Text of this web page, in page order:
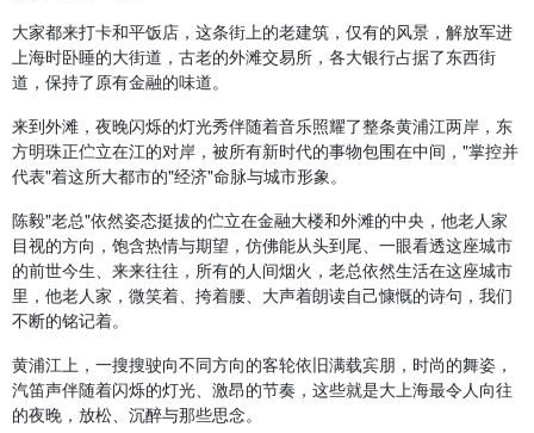
大家都来打卡和平饭店，这条街上的老建筑，仅有的风景，解放军进
上海时卧睡的大街道，古老的外滩交易所，各大银行占据了东西街
道，保持了原有金融的味道。
来到外滩，夜晚闪烁的灯光秀伴随着音乐照耀了整条黄浦江两岸，东
方明珠正伫立在江的对岸，被所有新时代的事物包围在中间，"掌控并
代表"着这所大都市的"经济"命脉与城市形象。
陈毅"老总"依然姿态挺拔的伫立在金融大楼和外滩的中央，他老人家
目视的方向，饱含热情与期望，仿佛能从头到尾、一眼看透这座城市
的前世今生、来来往往，所有的人间烟火，老总依然生活在这座城市
里，他老人家，微笑着、挎着腰、大声着朗读自己慷慨的诗句，我们
不断的铭记着。
黄浦江上，一搜搜驶向不同方向的客轮依旧满载宾朋，时尚的舞姿，
汽笛声伴随着闪烁的灯光、激昂的节奏，这些就是大上海最令人向往
的夜晚，放松、沉醉与那些思念。